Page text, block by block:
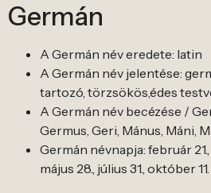
Germán
A Germán név eredete: latin
A Germán név jelentése:
tartozó, törzsökös,édes
A Germán név becézése /
Germus, Geri, Mánus, Máni,
Germán névnapja: február 21.,
május 28., július 31., október 11.